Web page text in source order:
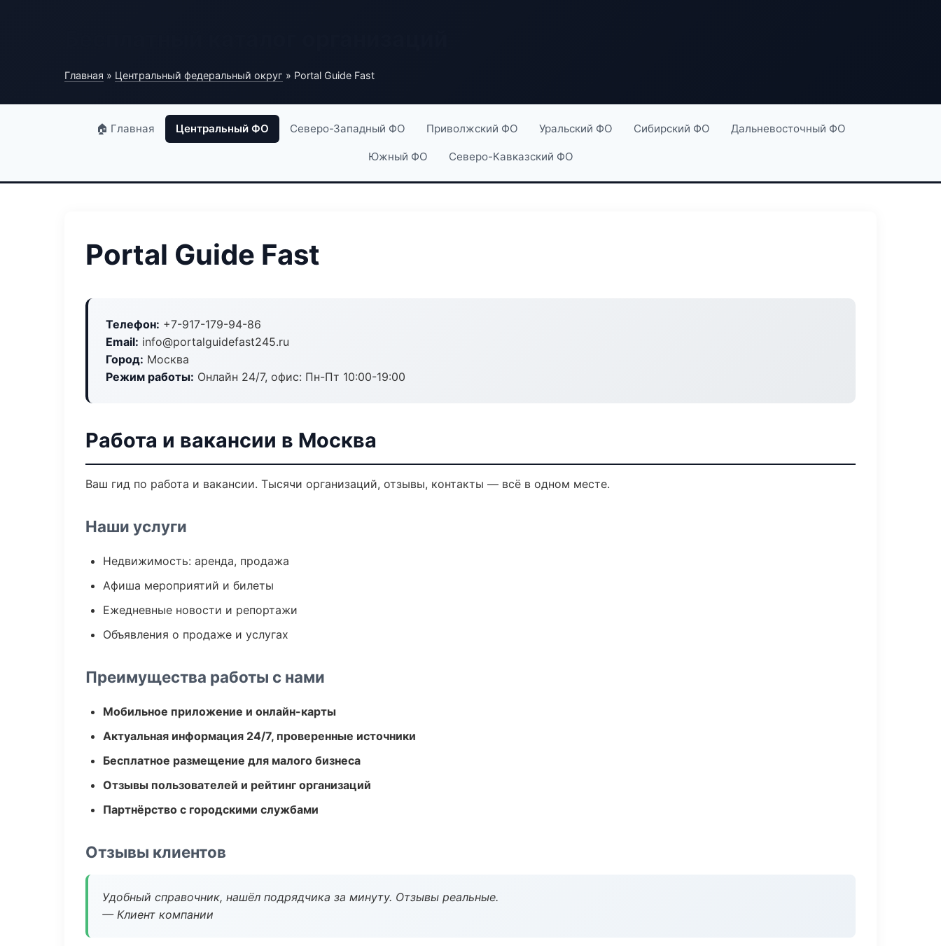
Главная » Центральный федеральный округ » Portal Guide Fast
🏠 Главная Центральный ФО Северо-Западный ФО Приволжский ФО Уральский ФО Сибирский ФО Дальневосточный ФО
Южный ФО Северо-Кавказский ФО
Portal Guide Fast
Телефон: +7-917-179-94-86
Email: info@portalguidefast245.ru
Город: Москва
Режим работы: Онлайн 24/7, офис: Пн-Пт 10:00-19:00
Работа и вакансии в Москва
Ваш гид по работа и вакансии. Тысячи организаций, отзывы, контакты — всё в одном месте.
Наши услуги
Недвижимость: аренда, продажа
Афиша мероприятий и билеты
Ежедневные новости и репортажи
Объявления о продаже и услугах
Преимущества работы с нами
Мобильное приложение и онлайн-карты
Актуальная информация 24/7, проверенные источники
Бесплатное размещение для малого бизнеса
Отзывы пользователей и рейтинг организаций
Партнёрство с городскими службами
Отзывы клиентов
Удобный справочник, нашёл подрядчика за минуту. Отзывы реальные.
— Клиент компании